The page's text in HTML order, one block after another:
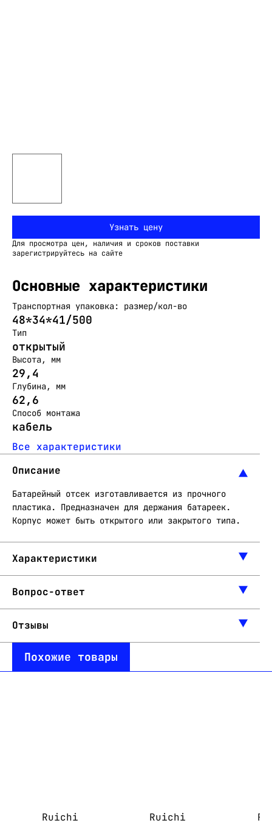
Узнать цену
Для просмотра цен, наличия и сроков поставки
зарегистрируйтесь на сайте
Основные характеристики
Транспортная упаковка: размер/кол-во
48*34*41/500
Тип
открытый
Высота, мм
29,4
Глубина, мм
62,6
Способ монтажа
кабель
Все характеристики
Описание
Батарейный отсек изготавливается из прочного
пластика. Предназначен для держания батареек.
Корпус может быть открытого или закрытого типа.
Характеристики
Вопрос-ответ
Отзывы
Похожие товары
Ruichi Ruichi